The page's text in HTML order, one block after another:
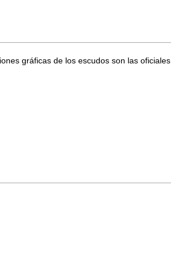
gráficas de los escudos son las oficiales